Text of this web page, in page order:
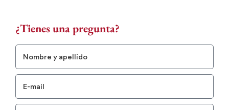
¿Tienes una pregunta?